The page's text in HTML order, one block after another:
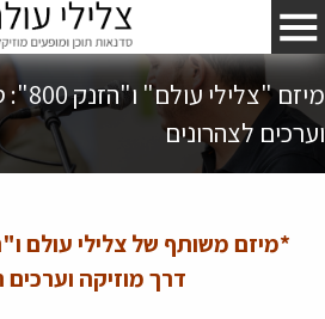
מיזם
וערכים לצהרונים
דרך מוזיקה וערכים